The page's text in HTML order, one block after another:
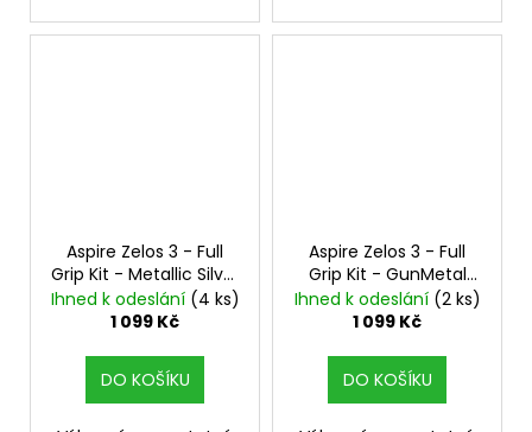
Aspire Zelos 3 - Full
Grip Kit - Metallic Silver
80W Mod, 3200mAh
Ihned k odeslání (4 ks)
1 099 Kč
DO KOŠÍKU
Aspire Zelos 3 - Full
Grip Kit - GunMetal
80W Mod, 3200mAh
Ihned k odeslání (2 ks)
1 099 Kč
DO KOŠÍKU